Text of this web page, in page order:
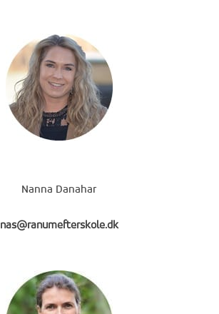
Nanna Danahar
nas@ranumefterskole.dk